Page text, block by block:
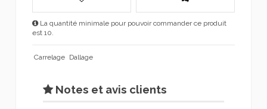
La quantité minimale pour pouvoir commander ce produit
est 10.
Carrelage Dallage
Notes et avis clients